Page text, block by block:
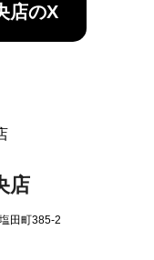
店のX
店
田町385-2